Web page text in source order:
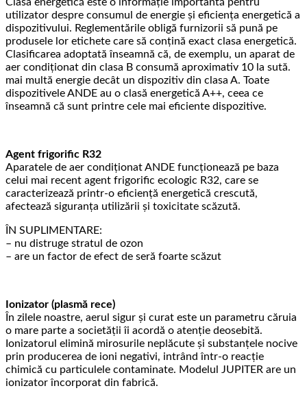
utilizator despre consumul de energie și eficiența energetică a
dispozitivului. Reglementările obligă furnizorii să pună pe
produsele lor etichete care să conțină exact clasa energetică.
Clasificarea adoptată înseamnă că, de exemplu, un aparat de
aer condiționat din clasa B consumă aproximativ 10 la sută.
mai multă energie decât un dispozitiv din clasa A. Toate
dispozitivele ANDE au o clasă energetică A++, ceea ce
înseamnă că sunt printre cele mai eficiente dispozitive.
Agent frigorific R32
Aparatele de aer condiționat ANDE funcționează pe baza
celui mai recent agent frigorific ecologic R32, care se
caracterizează printr-o eficiență energetică crescută,
afectează siguranța utilizării și toxicitate scăzută.
ÎN SUPLIMENTARE:
– nu distruge stratul de ozon
– are un factor de efect de seră foarte scăzut
Ionizator (plasmă rece)
În zilele noastre, aerul sigur și curat este un parametru căruia
o mare parte a societății îi acordă o atenție deosebită.
Ionizatorul elimină mirosurile neplăcute și substanțele nocive
prin producerea de ioni negativi, intrând într-o reacție
chimică cu particulele contaminate. Modelul JUPITER are un
ionizator încorporat din fabrică.